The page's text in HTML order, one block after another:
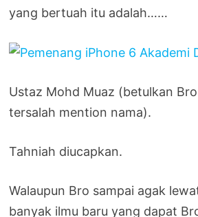
yang bertuah itu adalah……
Ustaz Mohd Muaz (betulkan
tersalah mention nama).
Tahniah diucapkan.
Walaupun Bro sampai agak
banyak ilmu baru yang dapat